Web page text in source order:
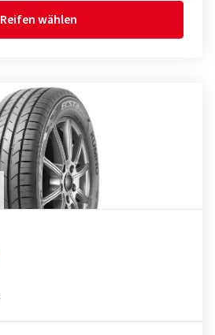
Reifen wählen